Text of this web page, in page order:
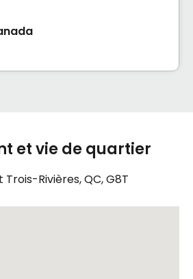
et vie de quartier
Rivières, QC, G8T